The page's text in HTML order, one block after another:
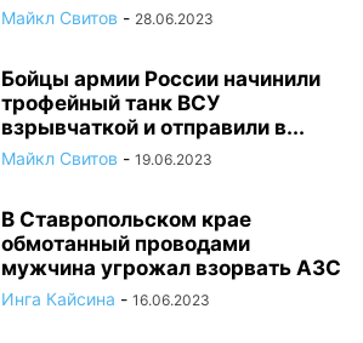
Майкл Свитов - 28.06.2023
Бойцы армии России начинили
трофейный танк ВСУ
взрывчаткой и отправили в...
Майкл Свитов - 19.06.2023
В Ставропольском крае
обмотанный проводами
мужчина угрожал взорвать АЗС
Инга Кайсина - 16.06.2023